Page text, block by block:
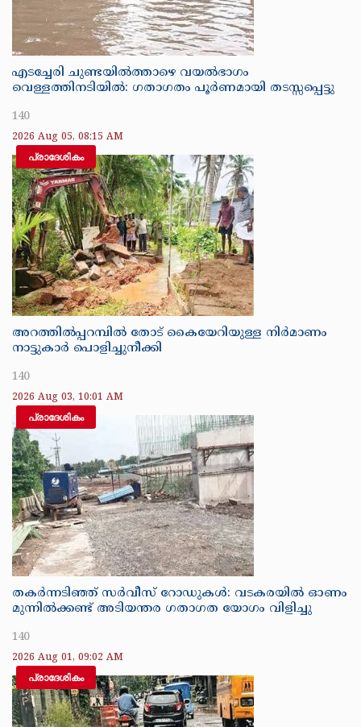
എടച്ചേരി ചുണ്ടയിൽത്താഴെ വയൽഭാഗം
വെള്ളത്തിനടിയിൽ: ഗതാഗതം പൂർണമായി തടസ്സപ്പെട്ടു
140
2026 Aug 05, 08:15 AM
പ്രാദേശികം
അറത്തിൽപ്പറമ്പിൽ തോട് കൈയേറിയുള്ള നിർമാണം
നാട്ടുകാർ പൊളിച്ചുനീക്കി
140
2026 Aug 03, 10:01 AM
പ്രാദേശികം
തകർന്നടിഞ്ഞ് സർവീസ് റോഡുകൾ: വടകരയിൽ ഓണം
മുന്നിൽക്കണ്ട് അടിയന്തര ഗതാഗത യോഗം വിളിച്ചു
140
2026 Aug 01, 09:02 AM
പ്രാദേശികം